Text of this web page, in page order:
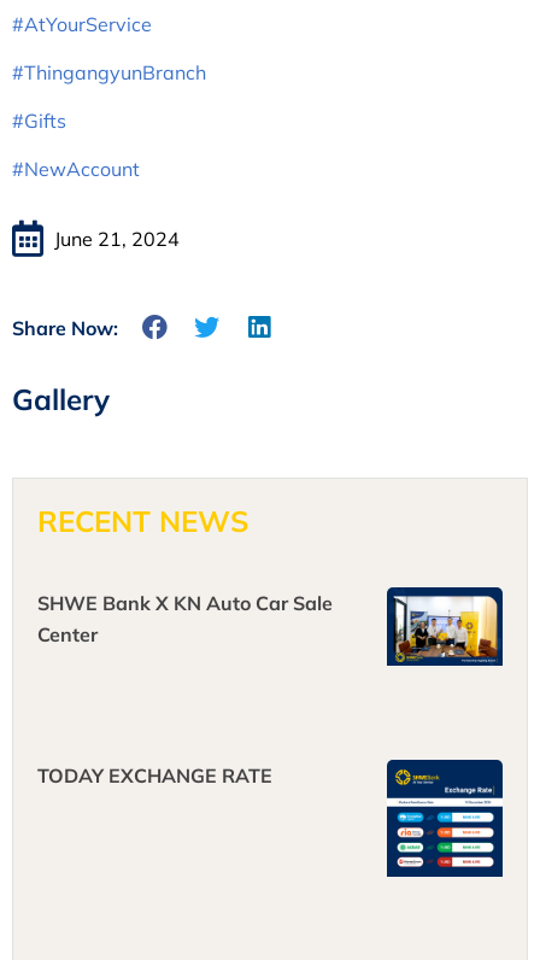
#AtYourService
#ThingangyunBranch
#Gifts
#NewAccount
June 21, 2024
Share Now:
Gallery
RECENT NEWS
SHWE Bank X KN Auto Car Sale
Center
TODAY EXCHANGE RATE